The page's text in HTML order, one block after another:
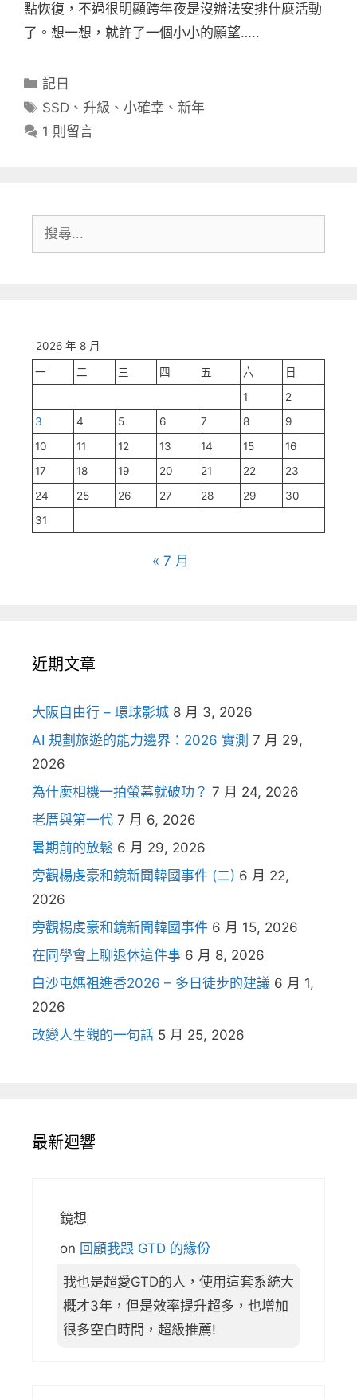
點恢復，不過很明顯跨年夜是沒辦法安排什麼活動
了。想一想，就許了一個小小的願望…..
分
類
記日
標
籤
SSD 、升級 、小確幸 、新年
1 則留言
尋:
2026 年 8 月
一 二 三 四 五 六
日
1
2
3
4 5 6 7 8
9
10
11 12 13 14 15
16
17
18 19 20 21 22
23
24
25 26 27 28 29
30
31
« 7 月
近期文章
大阪自由行 – 環球影城 8 月 3, 2026
AI 規劃旅遊的能力邊界：2026 實測 7 月 29,
2026
為什麼相機一拍螢幕就破功？ 7 月 24, 2026
老厝與第一代 7 月 6, 2026
暑期前的放鬆 6 月 29, 2026
旁觀楊虔豪和鏡新聞韓國事件 (二) 6 月 22,
2026
旁觀楊虔豪和鏡新聞韓國事件 6 月 15, 2026
在同學會上聊退休這件事 6 月 8, 2026
白沙屯媽祖進香2026 – 多日徒步的建議 6 月 1,
2026
改變人生觀的一句話 5 月 25, 2026
最新迴響
鏡想
on 回顧我跟 GTD 的緣份
我也是超愛GTD的人，使用這套系統大
概才3年，但是效率提升超多，也增加
很多空白時間，超級推薦!